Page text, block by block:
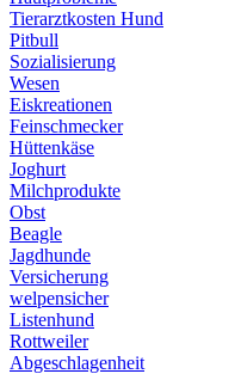
Tierarztkosten Hund
Pitbull
Sozialisierung
Wesen
Eiskreationen
Feinschmecker
Hüttenkäse
Joghurt
Milchprodukte
Obst
Beagle
Jagdhunde
Versicherung
welpensicher
Listenhund
Rottweiler
Abgeschlagenheit